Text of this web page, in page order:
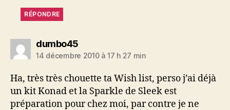
RÉPONDRE
dumbo45dit :
14 décembre 2010 à 17 h 27 min
Ha, très très chouette ta Wish list, perso j’ai déjà
un kit Konad et la Sparkle de Sleek est
préparation pour chez moi, par contre je ne